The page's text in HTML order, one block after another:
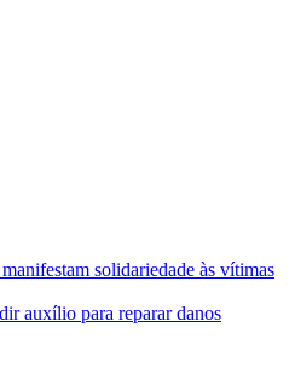
solidariedade às vítimas
auxílio para reparar danos